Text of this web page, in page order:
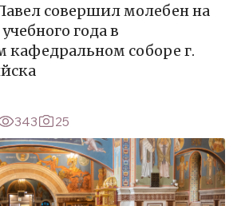
совершил молебен на
года в
кафедральном соборе г.
343 25